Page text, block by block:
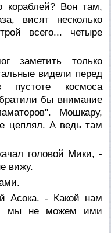
кораблей? Вон там,
висят несколько
всего... четыре
заметить только
видели перед
космоса
бы внимание
Мошкару,
цеплял. А ведь там
головой Мики, -
вижу.
Асока. - Какой нам
мы не можем ими